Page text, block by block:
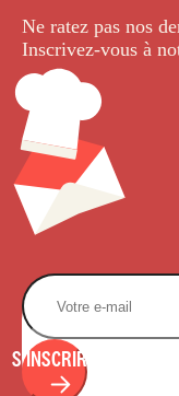
Ne ratez pas nos
Inscrivez-vous à
S'INSCRIRE